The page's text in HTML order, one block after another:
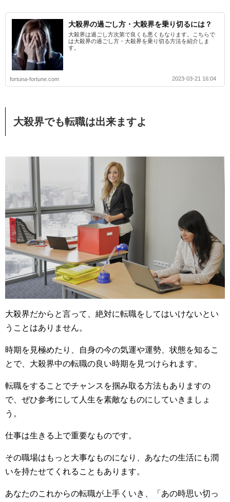
大殺界の過ごし方・大殺界を乗り切るには？
大殺界は過ごし方次第で良くも悪くもなります。こちらで
は大殺界の過ごし方・大殺界を乗り切る方法を紹介しま
す。
fortuna-fortune.com 2023-03-21 16:04
大殺界でも転職は出来ますよ
大殺界だからと言って、絶対に転職をしてはいけないとい
うことはありません。
時期を見極めたり、自身の今の気運や運勢、状態を知るこ
とで、大殺界中の転職の良い時期を見つけられます。
転職をすることでチャンスを掴み取る方法もありますの
で、ぜひ参考にして人生を素敵なものにしていきましょ
う。
仕事は生きる上で重要なものです。
その職場はもっと大事なものになり、あなたの生活にも潤
いを持たせてくれることもあります。
あなたのこれからの転職が上手くいき、「あの時思い切っ